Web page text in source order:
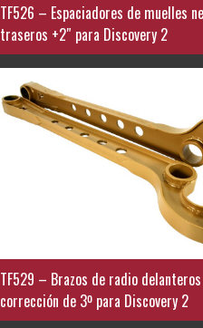
TF526 – Espaciadores de muelles
traseros +2″ para Discovery 2
TF529 – Brazos de radio
corrección de 3º para Discovery 2